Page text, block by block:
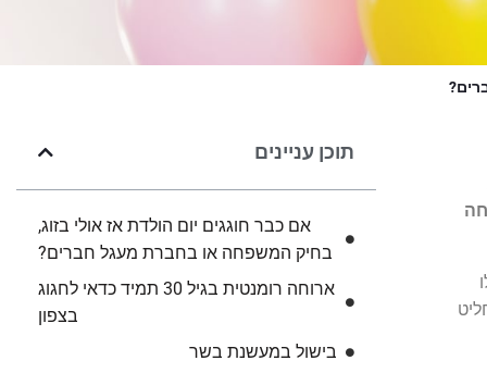
יש לו
תוכן עניינים
אם כבר חוגגים יום הולדת אז אולי בזוג,
בחיק המשפחה או בחברת מעגל חברים?
ארוחה רומנטית בגיל 30 תמיד כדאי לחגוג
בצפון
בישול במעשנת בשר